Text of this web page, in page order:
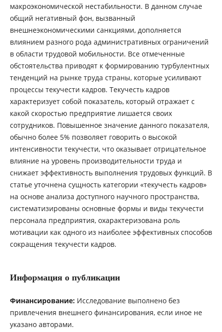
макроэкономической нестабильности. В данном случае
общий негативный фон, вызванный
внешнеэкономическими санкциями, дополняется
влиянием разного рода административных ограничений
в области трудовой мобильности. Все отмеченные
обстоятельства приводят к формированию турбулентных
тенденций на рынке труда страны, которые усиливают
процессы текучести кадров. Текучесть кадров
характеризует собой показатель, который отражает с
какой скоростью предприятие лишается своих
сотрудников. Повышенное значение данного показателя,
обычно более 5% позволяет говорить о высокой
интенсивности текучести, что оказывает отрицательное
влияние на уровень производительности труда и
снижает эффективность выполнения трудовых функций. В
статье уточнена сущность категории «текучесть кадров»
на основе анализа доступного научного пространства,
систематизированы основные формы и виды текучести
персонала предприятия, охарактеризована роль
мотивации как одного из наиболее эффективных способов
сокращения текучести кадров.
Информация о публикации
Финансирование:Исследование выполнено без
привлечения внешнего финансирования, если иное не
указано авторами.